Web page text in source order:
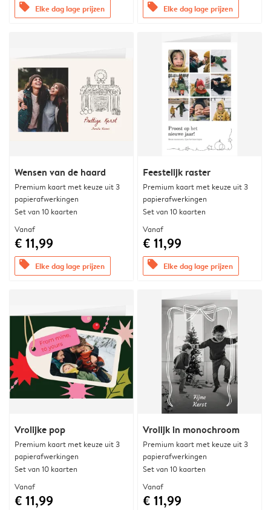
offers Elke dag lage prijzen offers Elke dag lage prijzen
Wensen van de haard
Premium kaart met keuze uit 3
papierafwerkingen
Set van 10 kaarten
Vanaf
€ 11,99
offers Elke dag lage prijzen
Feestelijk raster
Premium kaart met keuze uit 3
papierafwerkingen
Set van 10 kaarten
Vanaf
€ 11,99
offers Elke dag lage prijzen
Vrolijke pop
Premium kaart met keuze uit 3
papierafwerkingen
Set van 10 kaarten
Vanaf
€ 11,99
Vrolijk in monochroom
Premium kaart met keuze uit 3
papierafwerkingen
Set van 10 kaarten
Vanaf
€ 11,99